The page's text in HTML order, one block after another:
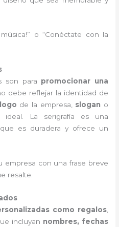
música!” o “Conéctate con la
son para promocionar una
debe reflejar la identidad de
logo de la empresa, slogan o
ideal. La serigrafía es una
es duradera y ofrece un
empresa con una frase breve
resalte.
como regalos,
incluyan nombres, fechas